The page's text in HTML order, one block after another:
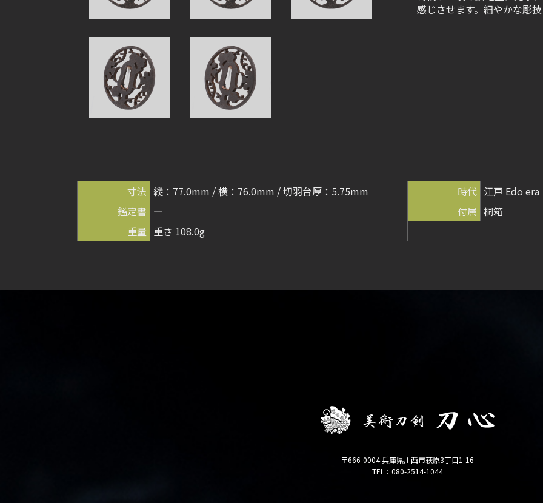
感じさせます。細やかな彫
寸法 縦：77.0mm / 横：76.0mm / 切羽台厚：5.75mm 時代 江戸 Edo era
鑑定書 ― 付属 桐箱
重量 重さ 108.0g
〒666-0004 兵庫県川西市萩原3丁目1-16
TEL：080-2514-1044